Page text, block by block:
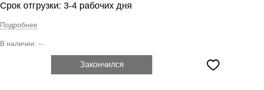
Срок отгрузки: 3-4 рабочих дня
Подробнее
В наличии: --
Закончился